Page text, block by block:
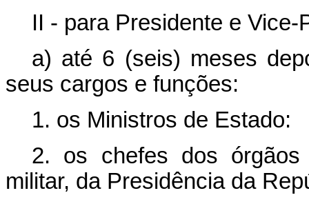
II - para Presidente e
a) até 6 (seis) meses
seus cargos e funções:
1. os Ministros de Estado:
2. os chefes dos
militar, da Presidência da